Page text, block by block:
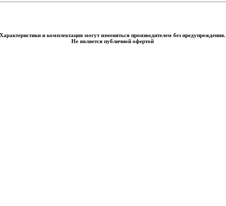
Характеристики и комплектация могут изменяться производителем без предупреждения.
Не является публичной офертой